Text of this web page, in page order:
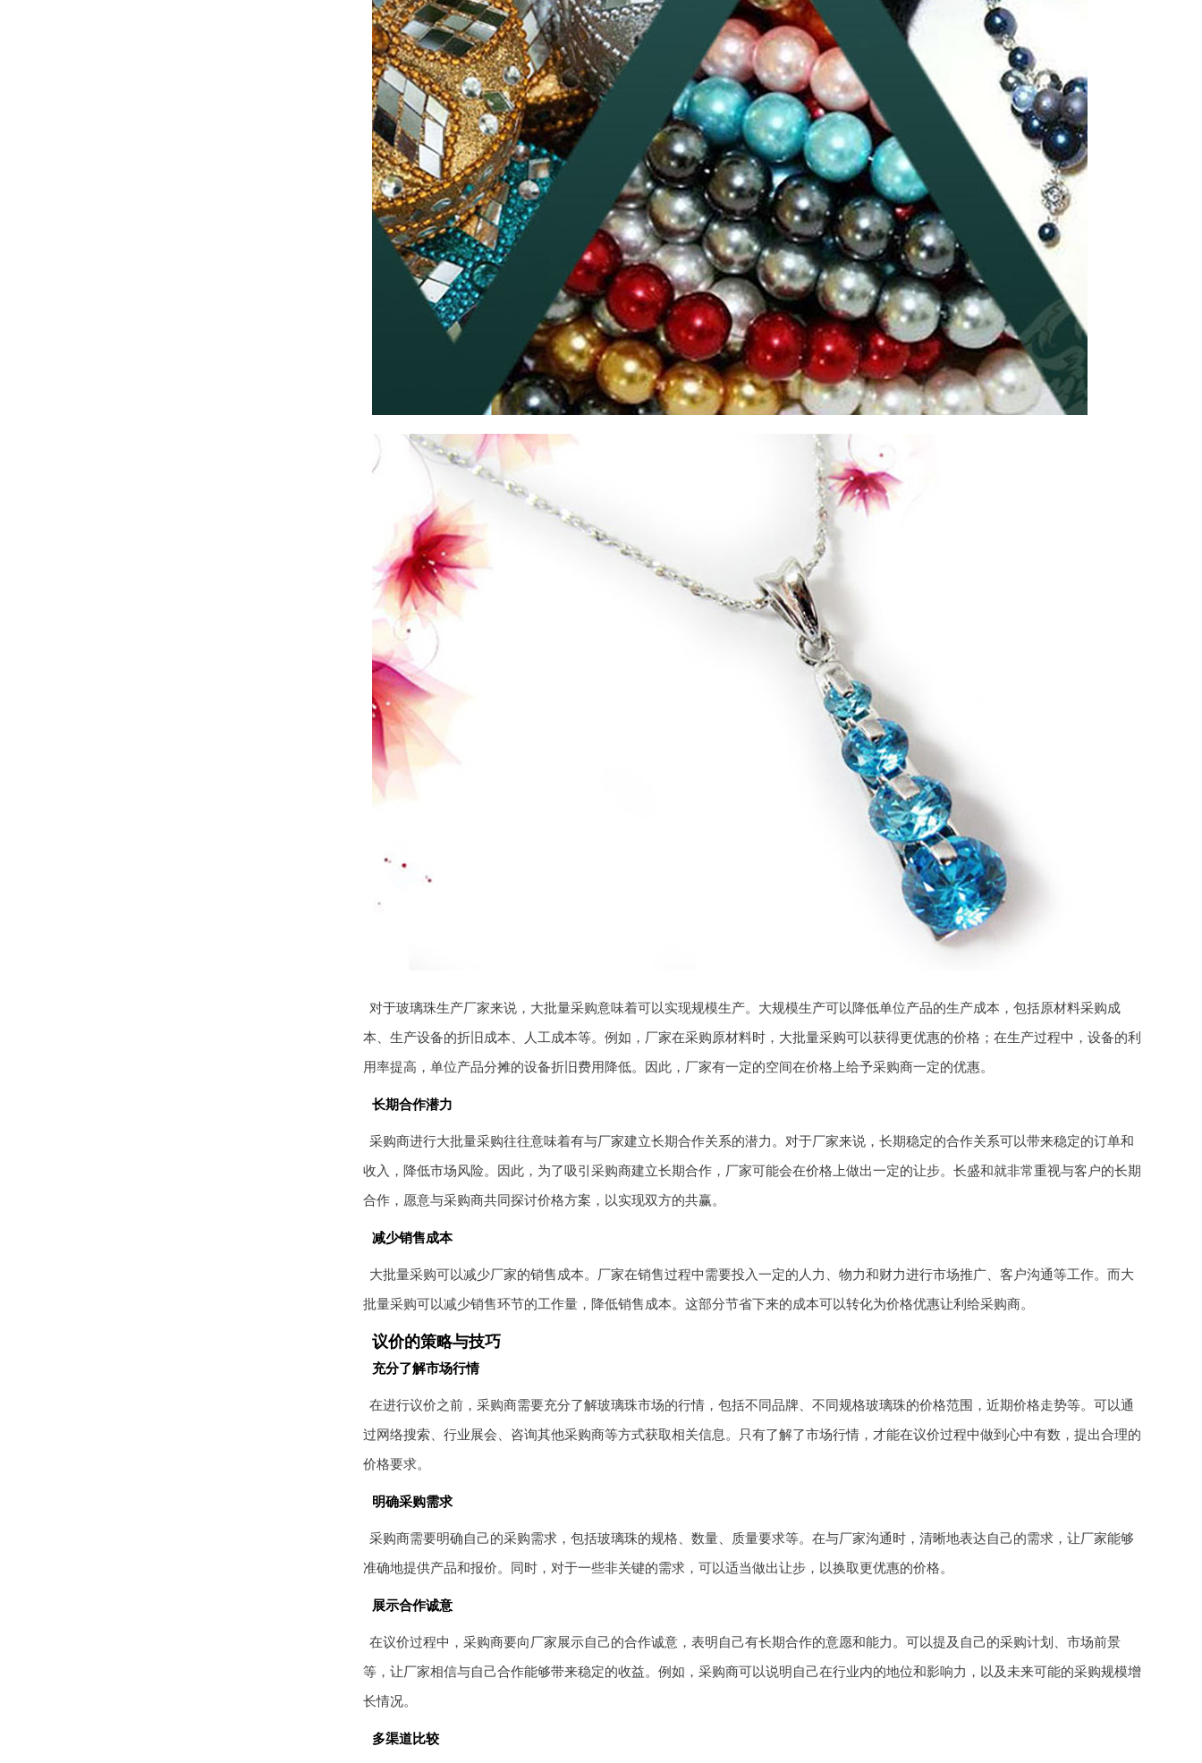
对于玻璃珠生产厂家来说，大批量采购意味着可以实现规模生产。大规模生产可以降低单位产品的生产成本，包括原材料采购成
本、生产设备的折旧成本、人工成本等。例如，厂家在采购原材料时，大批量采购可以获得更优惠的价格；在生产过程中，设备的利
用率提高，单位产品分摊的设备折旧费用降低。因此，厂家有一定的空间在价格上给予采购商一定的优惠。
长期合作潜力
采购商进行大批量采购往往意味着有与厂家建立长期合作关系的潜力。对于厂家来说，长期稳定的合作关系可以带来稳定的订单和
收入，降低市场风险。因此，为了吸引采购商建立长期合作，厂家可能会在价格上做出一定的让步。长盛和就非常重视与客户的长期
合作，愿意与采购商共同探讨价格方案，以实现双方的共赢。
减少销售成本
大批量采购可以减少厂家的销售成本。厂家在销售过程中需要投入一定的人力、物力和财力进行市场推广、客户沟通等工作。而大
批量采购可以减少销售环节的工作量，降低销售成本。这部分节省下来的成本可以转化为价格优惠让利给采购商。
议价的策略与技巧
充分了解市场行情
在进行议价之前，采购商需要充分了解玻璃珠市场的行情，包括不同品牌、不同规格玻璃珠的价格范围，近期价格走势等。可以通
过网络搜索、行业展会、咨询其他采购商等方式获取相关信息。只有了解了市场行情，才能在议价过程中做到心中有数，提出合理的
价格要求。
明确采购需求
采购商需要明确自己的采购需求，包括玻璃珠的规格、数量、质量要求等。在与厂家沟通时，清晰地表达自己的需求，让厂家能够
准确地提供产品和报价。同时，对于一些非关键的需求，可以适当做出让步，以换取更优惠的价格。
展示合作诚意
在议价过程中，采购商要向厂家展示自己的合作诚意，表明自己有长期合作的意愿和能力。可以提及自己的采购计划、市场前景
等，让厂家相信与自己合作能够带来稳定的收益。例如，采购商可以说明自己在行业内的地位和影响力，以及未来可能的采购规模增
长情况。
多渠道比较